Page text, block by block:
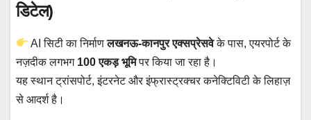
डिटेल)
AI सिटी का निर्माणलखनऊ-कानपुर एक्सप्रेसवेके पास, एयरपोर्ट के
नज़दीक लगभग 100 एकड़ भूमिपर किया जा रहा है।
यह स्थान ट्रांसपोर्ट, इंटरनेट और इंफ्रास्ट्रक्चर कनेक्टिविटी के लिहाज़
से आदर्श है।